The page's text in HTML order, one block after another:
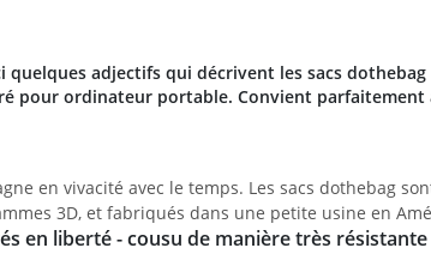
adjectifs qui décrivent les sacs
pour ordinateur portable. Convient parfaitement
en vivacité avec le temps. Les sacs dothebag
3D, et fabriqués dans une petite usine en
en liberté - cousu de manière très